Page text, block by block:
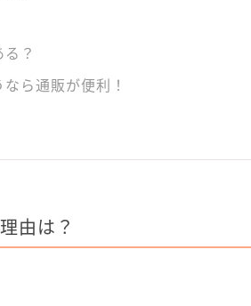
？
ら通販が便利！
由は？